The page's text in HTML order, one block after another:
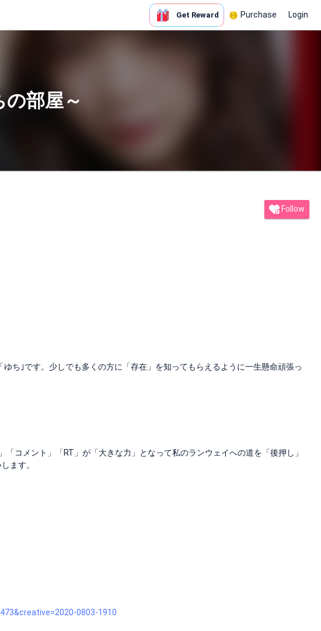
Get Reward Purchase Login
部屋～
Follow
ち｣です。少しでも多くの方に「存在」を知ってもらえるように一生懸命頑張っ
コメント」「RT」が「大きな力」となって私のランウェイへの道を「後押し」
ます。
0803-1910